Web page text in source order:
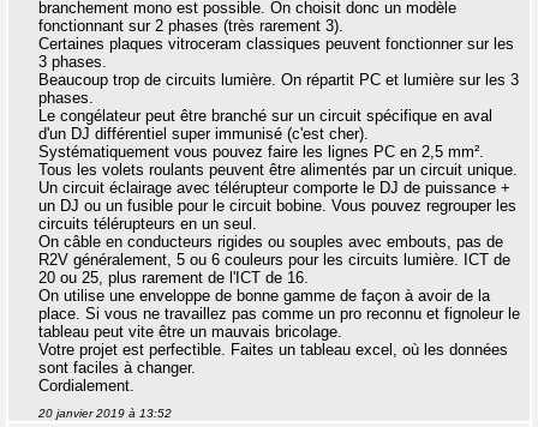
branchement mono est possible. On choisit donc un modèle
fonctionnant sur 2 phases (très rarement 3).
Certaines plaques vitroceram classiques peuvent fonctionner sur les
3 phases.
Beaucoup trop de circuits lumière. On répartit PC et lumière sur les 3
phases.
Le congélateur peut être branché sur un circuit spécifique en aval
d'un DJ différentiel super immunisé (c'est cher).
Systématiquement vous pouvez faire les lignes PC en 2,5 mm².
Tous les volets roulants peuvent être alimentés par un circuit unique.
Un circuit éclairage avec télérupteur comporte le DJ de puissance +
un DJ ou un fusible pour le circuit bobine. Vous pouvez regrouper les
circuits télérupteurs en un seul.
On câble en conducteurs rigides ou souples avec embouts, pas de
R2V généralement, 5 ou 6 couleurs pour les circuits lumière. ICT de
20 ou 25, plus rarement de l'ICT de 16.
On utilise une enveloppe de bonne gamme de façon à avoir de la
place. Si vous ne travaillez pas comme un pro reconnu et fignoleur le
tableau peut vite être un mauvais bricolage.
Votre projet est perfectible. Faites un tableau excel, où les données
sont faciles à changer.
Cordialement.
20 janvier 2019 à 13:52